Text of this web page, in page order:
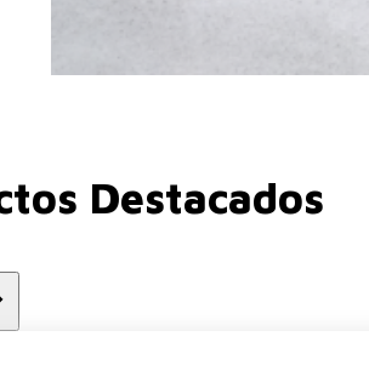
Destacados